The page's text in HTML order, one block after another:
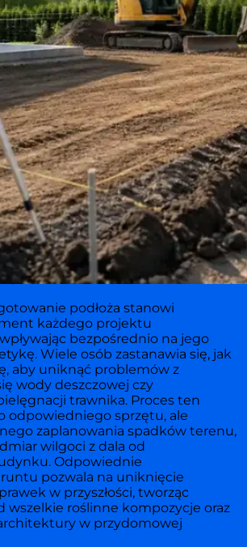
podłoża stanowi
każdego projektu
bezpośrednio na jego
Wiele osób zastanawia się, jak
aby uniknąć problemów z
wody deszczowej czy
trawnika. Proces ten
odpowiedniego sprzętu, ale
zaplanowania spadków terenu,
wilgoci z dala od
Odpowiednie
pozwala na uniknięcie
w przyszłości, tworząc
wszelkie roślinne kompozycje oraz
w przydomowej